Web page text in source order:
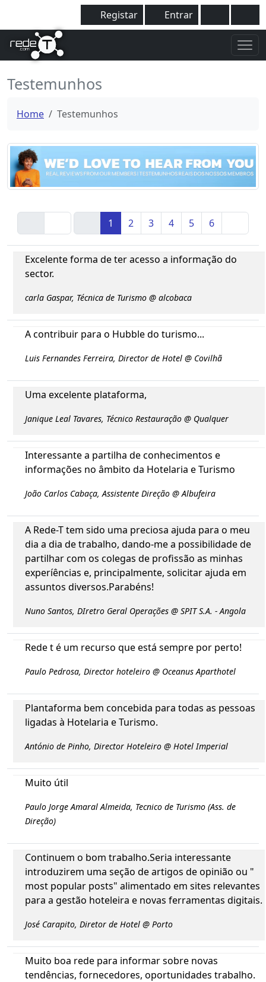
Registar Entrar
Testemunhos
Home Testemunhos
1 2 3 4 5 6
Excelente forma de ter acesso a informação do
sector.
carla Gaspar, Técnica de Turismo @ alcobaca
A contribuir para o Hubble do turismo...
Luis Fernandes Ferreira, Director de Hotel @ Covilhã
Uma excelente plataforma,
Janique Leal Tavares, Técnico Restauração @ Qualquer
Interessante a partilha de conhecimentos e
informações no âmbito da Hotelaria e Turismo
João Carlos Cabaça, Assistente Direção @ Albufeira
A Rede-T tem sido uma preciosa ajuda para o meu
dia a dia de trabalho, dando-me a possibilidade de
partilhar com os colegas de profissão as minhas
experíências e, principalmente, solicitar ajuda em
assuntos diversos.Parabéns!
Nuno Santos, DIretro Geral Operações @ SPIT S.A. - Angola
Rede t é um recurso que está sempre por perto!
Paulo Pedrosa, Director hoteleiro @ Oceanus Aparthotel
Plantaforma bem concebida para todas as pessoas
ligadas à Hotelaria e Turismo.
António de Pinho, Director Hoteleiro @ Hotel Imperial
Muito útil
Paulo Jorge Amaral Almeida, Tecnico de Turismo (Ass. de
Direção)
Continuem o bom trabalho.Seria interessante
introduzirem uma seção de artigos de opinião ou "
most popular posts" alimentado em sites relevantes
para a gestão hoteleira e novas ferramentas digitais.
José Carapito, Diretor de Hotel @ Porto
Muito boa rede para informar sobre novas
tendências, fornecedores, oportunidades trabalho.